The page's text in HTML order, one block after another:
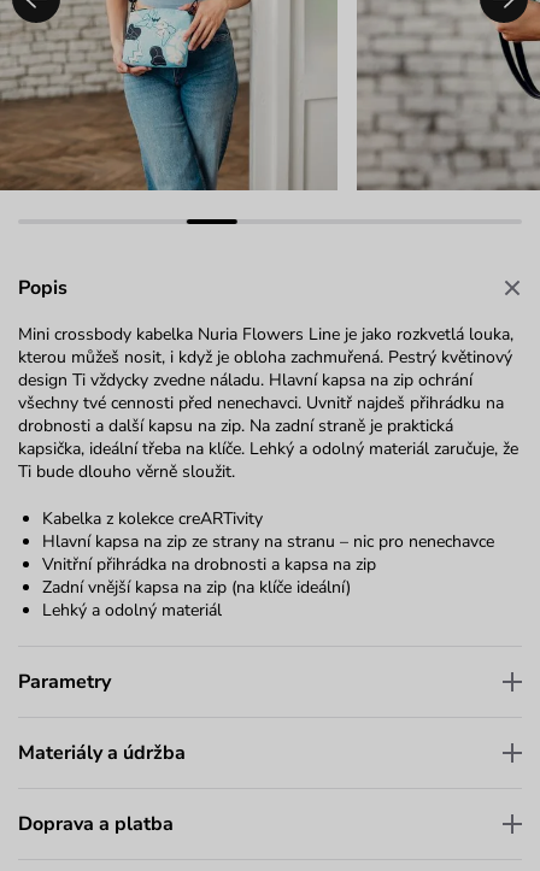
Popis
Mini crossbody kabelka Nuria Flowers Line je jako rozkvetlá louka,
kterou můžeš nosit, i když je obloha zachmuřená. Pestrý květinový
design Ti vždycky zvedne náladu. Hlavní kapsa na zip ochrání
všechny tvé cennosti před nenechavci. Uvnitř najdeš přihrádku na
drobnosti a další kapsu na zip. Na zadní straně je praktická
kapsička, ideální třeba na klíče. Lehký a odolný materiál zaručuje, že
Ti bude dlouho věrně sloužit.
Kabelka z kolekce creARTivity
Hlavní kapsa na zip ze strany na stranu – nic pro nenechavce
Vnitřní přihrádka na drobnosti a kapsa na zip
Zadní vnější kapsa na zip (na klíče ideální)
Lehký a odolný materiál
Parametry
Materiály a údržba
Doprava a platba